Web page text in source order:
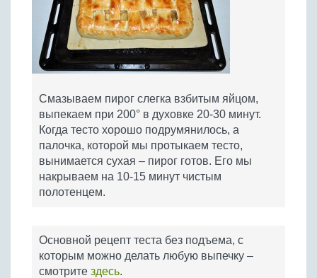
Смазываем пирог слегка взбитым яйцом,
выпекаем при 200° в духовке 20-30 минут.
Когда тесто хорошо подрумянилось, а
палочка, которой мы протыкаем тесто,
вынимается сухая – пирог готов. Его мы
накрываем на 10-15 минут чистым
полотенцем.
Основной рецепт теста без подъема, с
которым можно делать любую выпечку –
смотрите здесь.